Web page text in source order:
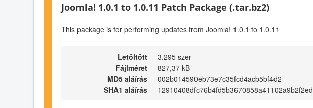
Joomla! 1.0.1 to 1.0.11 Patch Package (.tar.bz2)
This package is for performing updates from Joomla! 1.0.1 to 1.0.11
Letöltött
3.295 szer
Fájlméret
827,37 kB
MD5 aláírás
002b014590eb73e7c35fcd4acb5bf4d2
SHA1 aláírás
12910408dfc76b4fd5b3670858a41102a9b2f2ed